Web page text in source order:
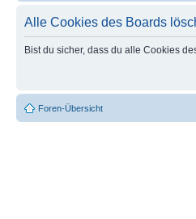
Alle Cookies des Boards
Bist du sicher, dass du alle Cookies
Foren-Übersicht